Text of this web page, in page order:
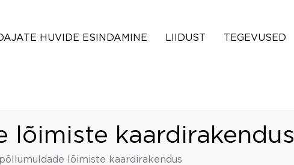
HUVIDE ESINDAMINE LIIDUST TEGEVUSED
lõimiste kaardirakendus
lõimiste kaardirakendus